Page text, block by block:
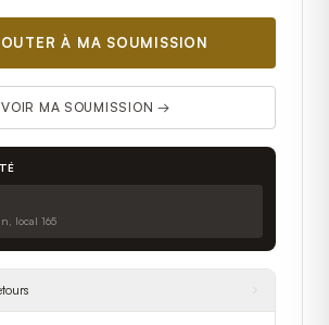
À MA SOUMISSION
VOIR MA SOUMISSION →
local 165